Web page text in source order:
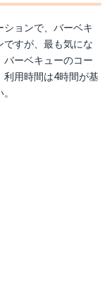
ションで、バーベキ
ですが、最も気にな
バーベキューのコー
利用時間は4時間が基